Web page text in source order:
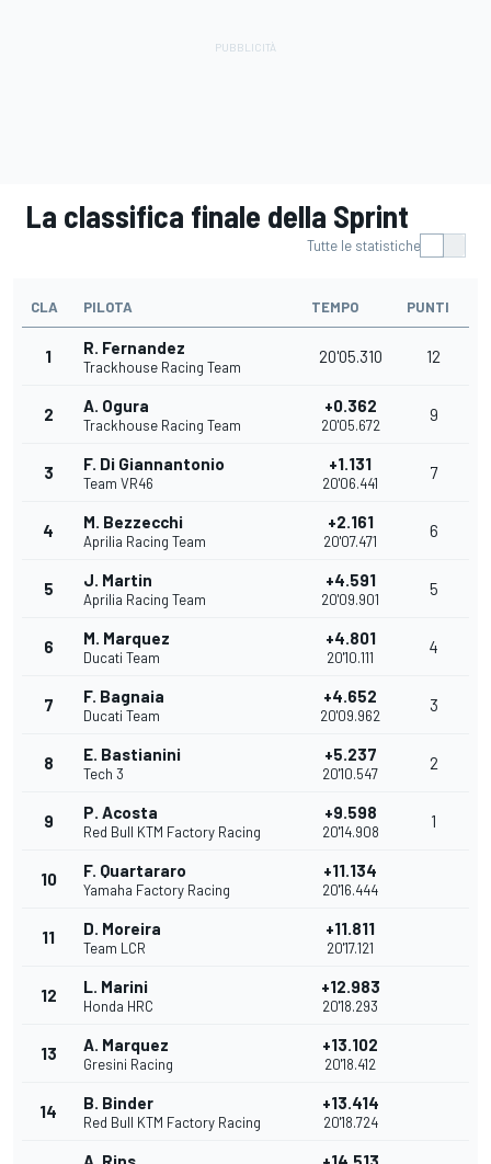
La classifica finale della Sprint
Tutte le statistiche
CLA PILOTA TEMPO PUNTI
1 R. Fernandez
Trackhouse Racing Team
20'05.310 12
2 A. Ogura
Trackhouse Racing Team
+0.362
20'05.672
9
3 F. Di Giannantonio
Team VR46
+1.131
20'06.441
7
4 M. Bezzecchi
Aprilia Racing Team
+2.161
20'07.471
6
5 J. Martin
Aprilia Racing Team
+4.591
20'09.901
5
6 M. Marquez
Ducati Team
+4.801
20'10.111
4
7 F. Bagnaia
Ducati Team
+4.652
20'09.962
3
8 E. Bastianini
Tech 3
+5.237
20'10.547
2
9 P. Acosta
Red Bull KTM Factory Racing
+9.598
20'14.908
1
10 F. Quartararo
Yamaha Factory Racing
+11.134
20'16.444
11 D. Moreira
Team LCR
+11.811
20'17.121
12 L. Marini
Honda HRC
+12.983
20'18.293
13 A. Marquez
Gresini Racing
+13.102
20'18.412
14 B. Binder
Red Bull KTM Factory Racing
+13.414
20'18.724